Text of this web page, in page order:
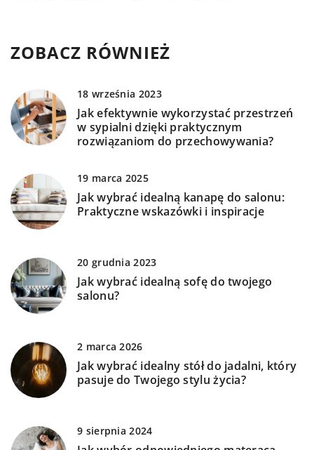
ZOBACZ RÓWNIEŻ
18 września 2023
Jak efektywnie wykorzystać przestrzeń
w sypialni dzięki praktycznym
rozwiązaniom do przechowywania?
19 marca 2025
Jak wybrać idealną kanapę do salonu:
Praktyczne wskazówki i inspiracje
20 grudnia 2023
Jak wybrać idealną sofę do twojego
salonu?
2 marca 2026
Jak wybrać idealny stół do jadalni, który
pasuje do Twojego stylu życia?
9 sierpnia 2024